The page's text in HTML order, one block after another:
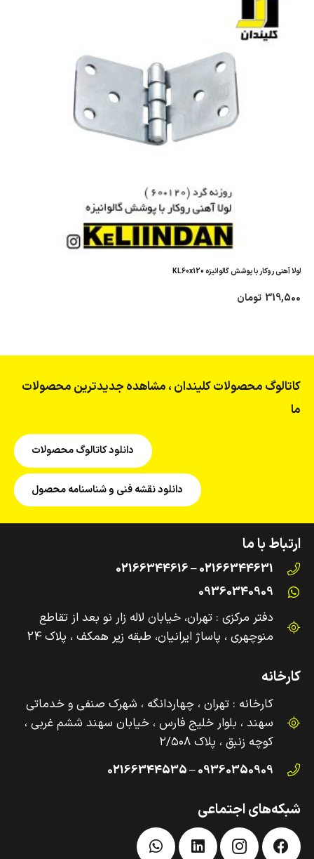
لولا آهنی روکار با پوشش گالوانیزه KL60x120
319,500 تومان
کاتالوگ محصولات کلیندان ، مشاهده جدیدترین محصولات
ما
دانلود کاتالوگ محصولات
دانلود نقشه فنی و شناسنامه محصول
ارتباط با ما
02166344631 – 02166344616
09360340909
دفتر مرکزی : تهران، خیابان لاله زار نو بعد از تقاطع
منوچهری ، پاساژ ایرانیان، طبقه زیر همکف ، پلاک 24
کارخانه
کارخانه : تهران ، چهاردانگه ، شهرک صنفی و‌ خدماتی
سهند ، بلوار خلیج فارس ، خیابان سهند ششم غربی ،
کوچه زنبق ، پلاک ۲/۵۰۸
09360350909 – 02166344535
شبکه‌های اجتماعی